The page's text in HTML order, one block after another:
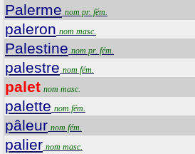
Palerme nom pr. fém.
paleron nom masc.
Palestine nom pr. fém.
palestre nom fém.
palet nom masc.
palette nom fém.
pâleur nom fém.
palier nom masc.